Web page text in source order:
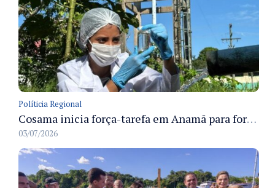
Políticia Regional
Cosama inicia força-tarefa em Anamã para fortalecer abastecimento de água e segurança hídrica da população
03/07/2026